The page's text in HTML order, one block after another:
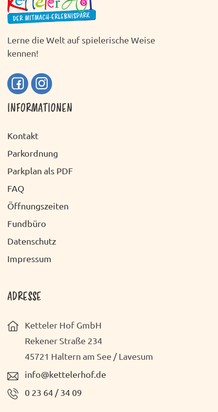
E
N
-
A
V
I
G
A
T
I
O
N
A
L
T
U
N
G
A
N
S
I
C
H
T
E
-
N
A
I
G
Lerne die Welt auf spielerische Weise
kennen!
INFORMATIONEN
Kontakt
Parkordnung
Parkplan als PDF
FAQ
Öffnungszeiten
Fundbüro
Datenschutz
Impressum
ADRESSE
Ketteler Hof GmbH
Rekener Straße 234
45721 Haltern am See / Lavesum
info@kettelerhof.de
0 23 64 / 34 09